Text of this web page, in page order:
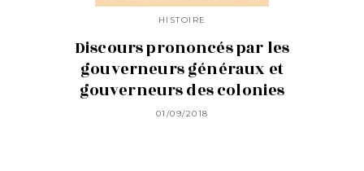
HISTOIRE
Discours prononcés par les
gouverneurs généraux et
gouverneurs des colonies
01/09/2018